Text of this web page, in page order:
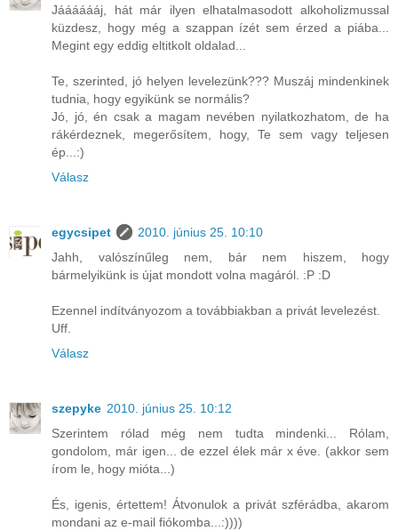
Jááááááj, hát már ilyen elhatalmasodott alkoholizmussal
küzdesz, hogy még a szappan ízét sem érzed a piába...
Megint egy eddig eltitkolt oldalad...
Te, szerinted, jó helyen levelezünk??? Muszáj mindenkinek
tudnia, hogy egyikünk se normális?
Jó, jó, én csak a magam nevében nyilatkozhatom, de ha
rákérdeznek, megerősítem, hogy, Te sem vagy teljesen
ép...:)
Válasz
egycsipet
2010. június 25. 10:10
Jahh, valószínűleg nem, bár nem hiszem, hogy
bármelyikünk is újat mondott volna magáról. :P :D
Ezennel indítványozom a továbbiakban a privát levelezést.
Uff.
Válasz
szepyke 2010. június 25. 10:12
Szerintem rólad még nem tudta mindenki... Rólam,
gondolom, már igen... de ezzel élek már x éve. (akkor sem
írom le, hogy mióta...)
És, igenis, értettem! Átvonulok a privát szférádba, akarom
mondani az e-mail fiókomba...:))))